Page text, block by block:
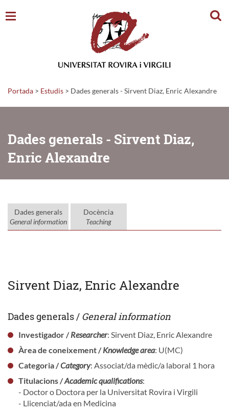
Portada > Estudis > Dades generals - Sirvent Diaz, Enric Alexandre
Dades generals - Sirvent Diaz,
Enric Alexandre
Dades generals
General information
Docència
Teaching
Sirvent Diaz, Enric Alexandre
Dades generals / General information
Investigador /Researcher: Sirvent Diaz, Enric Alexandre
Àrea de coneixement /Knowledge area: U(MC)
Categoria /Category: Associat/da mèdic/a laboral 1 hora
Titulacions /Academic qualifications:
- Doctor o Doctora per la Universitat Rovira i Virgili
- Llicenciat/ada en Medicina